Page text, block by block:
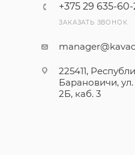
+375 29 635-
ЗАКАЗАТЬ ЗВОНОК
225411,
Барановичи,
2Б, каб. 3